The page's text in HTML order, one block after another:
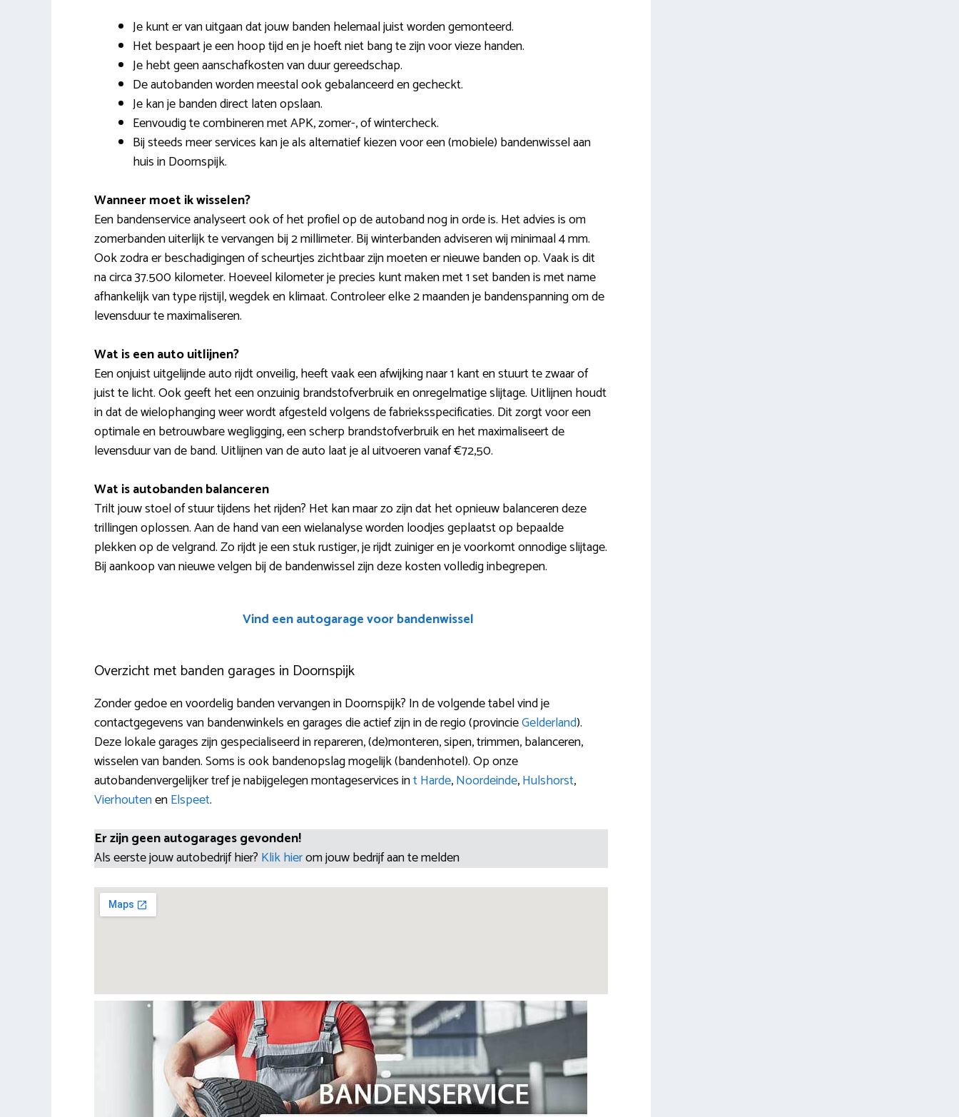
Je kunt er van uitgaan dat jouw banden helemaal juist worden gemonteerd.
Het bespaart je een hoop tijd en je hoeft niet bang te zijn voor vieze handen.
Je hebt geen aanschafkosten van duur gereedschap.
De autobanden worden meestal ook gebalanceerd en gecheckt.
Je kan je banden direct laten opslaan.
Eenvoudig te combineren met APK, zomer-, of wintercheck.
Bij steeds meer services kan je als alternatief kiezen voor een (mobiele) bandenwissel aan
huis in Doornspijk.
Wanneer moet ik wisselen?
Een bandenservice analyseert ook of het profiel op de autoband nog in orde is. Het advies is om
zomerbanden uiterlijk te vervangen bij 2 millimeter. Bij winterbanden adviseren wij minimaal 4 mm.
Ook zodra er beschadigingen of scheurtjes zichtbaar zijn moeten er nieuwe banden op. Vaak is dit
na circa 37.500 kilometer. Hoeveel kilometer je precies kunt maken met 1 set banden is met name
afhankelijk van type rijstijl, wegdek en klimaat. Controleer elke 2 maanden je bandenspanning om de
levensduur te maximaliseren.
Wat is een auto uitlijnen?
Een onjuist uitgelijnde auto rijdt onveilig, heeft vaak een afwijking naar 1 kant en stuurt te zwaar of
juist te licht. Ook geeft het een onzuinig brandstofverbruik en onregelmatige slijtage. Uitlijnen houdt
in dat de wielophanging weer wordt afgesteld volgens de fabrieksspecificaties. Dit zorgt voor een
optimale en betrouwbare wegligging, een scherp brandstofverbruik en het maximaliseert de
levensduur van de band. Uitlijnen van de auto laat je al uitvoeren vanaf €72,50.
Wat is autobanden balanceren
Trilt jouw stoel of stuur tijdens het rijden? Het kan maar zo zijn dat het opnieuw balanceren deze
trillingen oplossen. Aan de hand van een wielanalyse worden loodjes geplaatst op bepaalde
plekken op de velgrand. Zo rijdt je een stuk rustiger, je rijdt zuiniger en je voorkomt onnodige slijtage.
Bij aankoop van nieuwe velgen bij de bandenwissel zijn deze kosten volledig inbegrepen.
Vind een autogarage voor bandenwissel
Overzicht met banden garages in Doornspijk
Zonder gedoe en voordelig banden vervangen in Doornspijk? In de volgende tabel vind je
contactgegevens van bandenwinkels en garages die actief zijn in de regio (provincieGelderland).
Deze lokale garages zijn gespecialiseerd in repareren, (de)monteren, sipen, trimmen, balanceren,
wisselen van banden. Soms is ook bandenopslag mogelijk (bandenhotel). Op onze
autobandenvergelijker tref je nabijgelegen montageservices int Harde,Noordeinde,Hulshorst,
VierhoutenenElspeet.
Er zijn geen autogarages gevonden!
Als eerste jouw autobedrijf hier? Klik hierom jouw bedrijf aan te melden